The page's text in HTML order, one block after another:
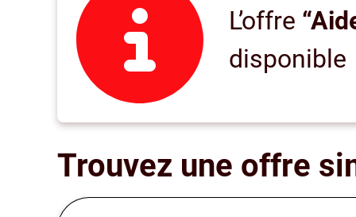
L’offre
disponible
Trouvez une offre